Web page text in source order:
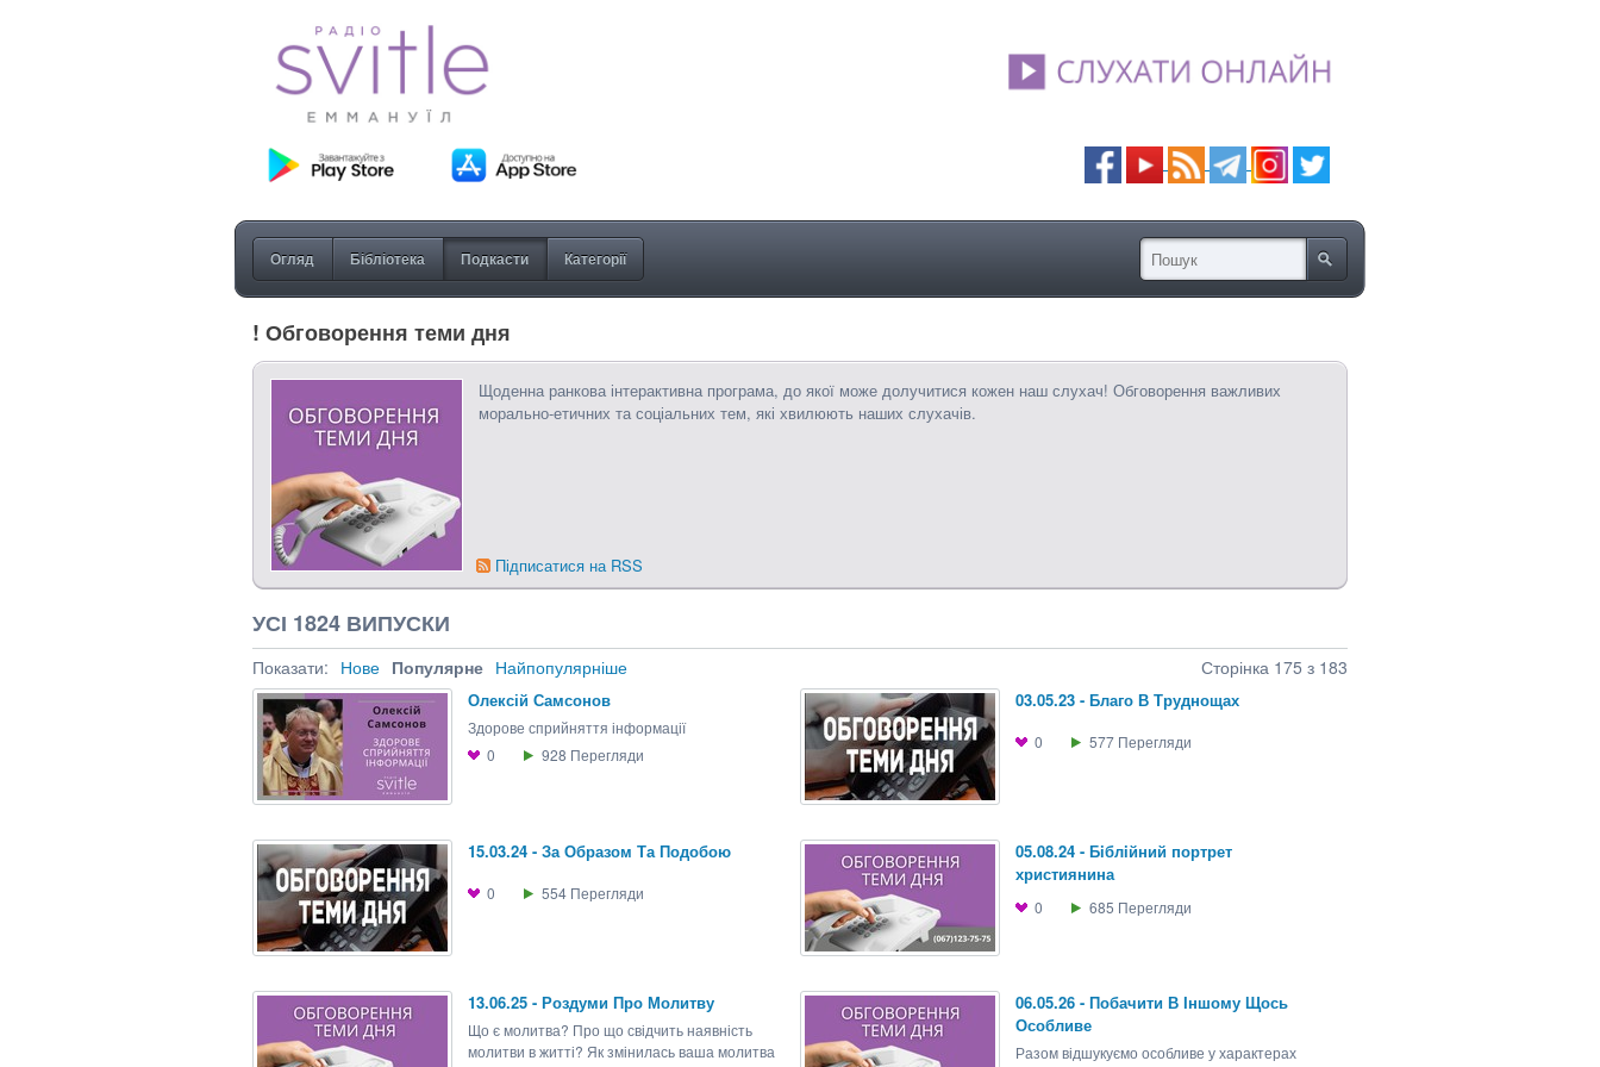
Огляд Бібліотека Подкасти Категорії
! Обговорення теми дня
Щоденна ранкова інтерактивна програма, до якої може долучитися кожен наш слухач! Обговорення важливих
морально-етичних та соціальних тем, які хвилюють наших слухачів.
Підписатися на RSS
УСІ 1824 ВИПУСКИ
Показати: Нове Популярне Найпопулярніше Сторінка 175 з 183
Олексій Самсонов
Здорове сприйняття інформації
0
928 Перегляди
03.05.23 - Благо В Труднощах
0 577 Перегляди
15.03.24 - За Образом Та Подобою
0 554 Перегляди
05.08.24 - Бiблiйний портрет
християнина
0 685 Перегляди
13.06.25 - Роздуми Про Молитву
Що є молитва? Про що свідчить наявність
молитви в житті? Як змінилась ваша молитва
06.05.26 - Побачити В Іншому Щось
Особливе
Разом відшукуємо особливе у характерах